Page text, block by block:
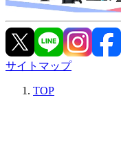
サイトマップ
TOP